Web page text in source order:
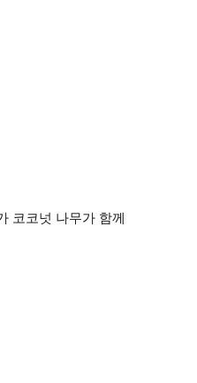
코코넛 나무가 함께